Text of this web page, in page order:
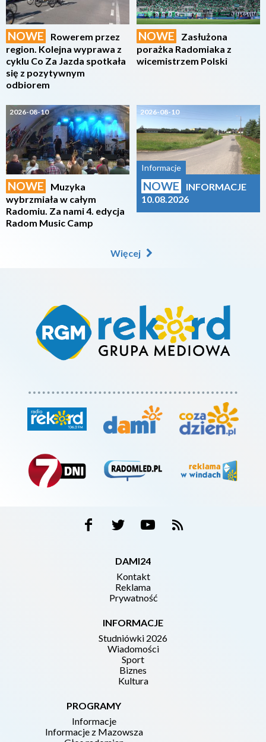
NOWE
Rowerem przez
region. Kolejna wyprawa z
cyklu Co Za Jazda spotkała
się z pozytywnym
odbiorem
2026-08-10
NOWE
Muzyka
wybrzmiała w całym
Radomiu. Za nami 4. edycja
Radom Music Camp
NOWE
Zasłużona
porażka Radomiaka z
wicemistrzem Polski
2026-08-10
Informacje
NOWE
INFORMACJE
10.08.2026
Więcej
DAMI24
Kontakt
Reklama
Prywatność
INFORMACJE
Studniówki 2026
Wiadomości
Sport
Biznes
Kultura
PROGRAMY
Informacje
Informacje z Mazowsza